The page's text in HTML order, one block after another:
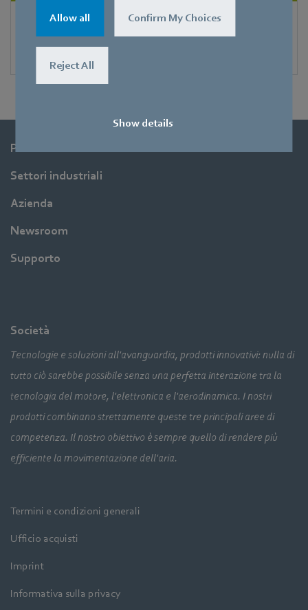
Allow all Confirm My Choices
Reject All
Show details
FanScout
Prodotti
Settori industriali
Azienda
Newsroom
Supporto
Società
Tecnologie e soluzioni all'avanguardia, prodotti innovativi: nulla di
tutto ciò sarebbe possibile senza una perfetta interazione tra la
tecnologia del motore, l'elettronica e l'aerodinamica. I nostri
prodotti combinano strettamente queste tre principali aree di
competenza. Il nostro obiettivo è sempre quello di rendere più
efficiente la movimentazione dell'aria.
Termini e condizioni generali
Ufficio acquisti
Imprint
Informativa sulla privacy